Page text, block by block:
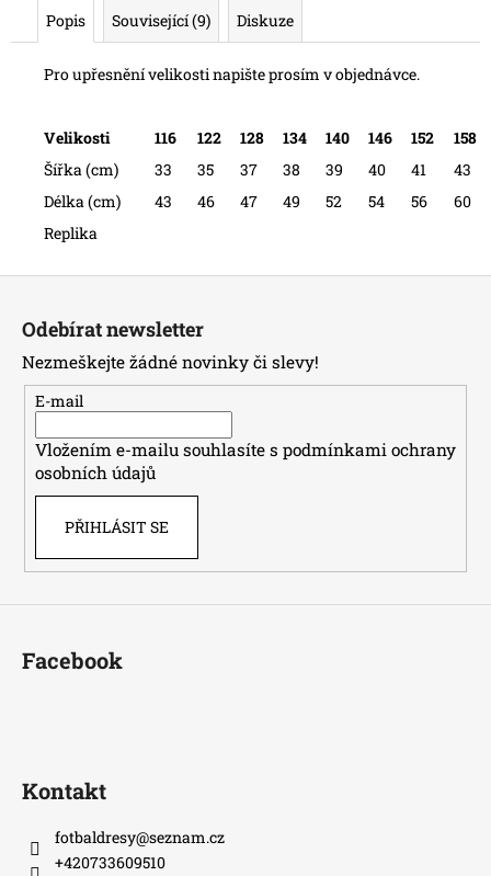
Popis Související (9) Diskuze
Pro upřesnění velikosti napište prosím v objednávce.
Velikosti 116 122 128 134 140 146 152
158
Šířka (cm)
33 35 37 38 39 40 41
43
Délka (cm)
43 46 47 49 52 54 56
60
Replika
Odebírat newsletter
Nezmeškejte žádné novinky či slevy!
E-mail
Vložením e-mailu souhlasíte s podmínkami ochrany
osobních údajů
PŘIHLÁSIT SE
Facebook
Kontakt
fotbaldresy@seznam.cz
+420733609510